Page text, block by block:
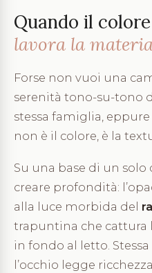
Quando il
lavora la
Forse non vuoi una
serenità tono-su-tono
stessa famiglia,
non è il colore, è la
Su una base di un solo
creare profondità:
alla luce morbida del
trapuntina che cattura
in fondo al letto.
l’occhio legge